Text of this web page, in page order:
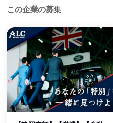
この企業の募集